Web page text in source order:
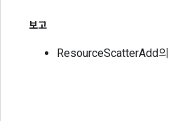
보고
ResourceScatterAdd의